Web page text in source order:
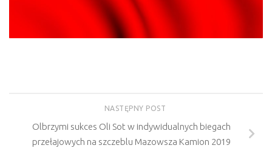
NASTĘPNY POST
Olbrzymi sukces Oli Sot w indywidualnych biegach
przełajowych na szczeblu Mazowsza Kamion 2019